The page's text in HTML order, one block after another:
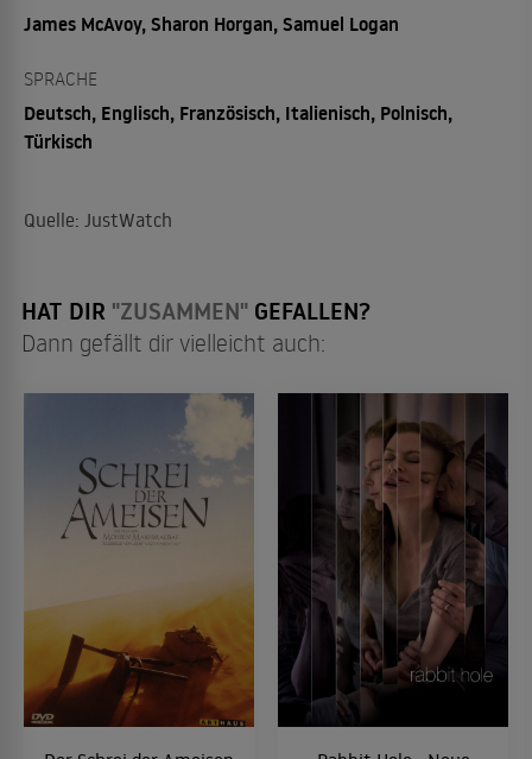
James McAvoy, Sharon Horgan, Samuel Logan
SPRACHE
Deutsch, Englisch, Französisch, Italienisch, Polnisch,
Türkisch
Quelle: JustWatch
HAT DIR "ZUSAMMEN" GEFALLEN?
Dann gefällt dir vielleicht auch: